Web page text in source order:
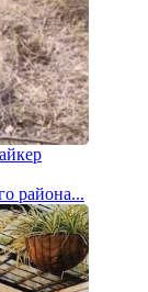
района...